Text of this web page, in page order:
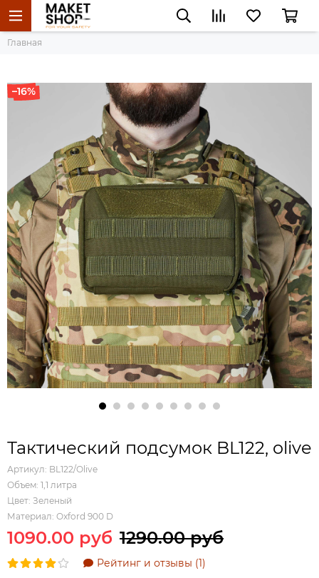
Главная
–16%
Тактический подсумок BL122, olive
Артикул: BL122/Olive
Объем: 1,1 литра
Цвет: Зеленый
Материал: Oxford 900 D
1090.00 руб 1290.00 руб
Рейтинг и отзывы (1)